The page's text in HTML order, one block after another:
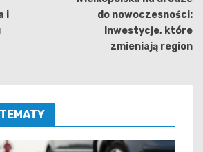
i
do nowoczesności:
Inwestycje, które
zmieniają region